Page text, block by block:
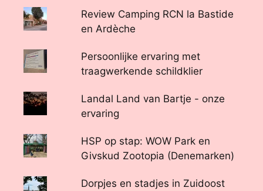
Review Camping RCN la Bastide
en Ardèche
Persoonlijke ervaring met
traagwerkende schildklier
Landal Land van Bartje - onze
ervaring
HSP op stap: WOW Park en
Givskud Zootopia (Denemarken)
Dorpjes en stadjes in Zuidoost